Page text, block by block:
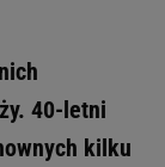
40-letni
kilku